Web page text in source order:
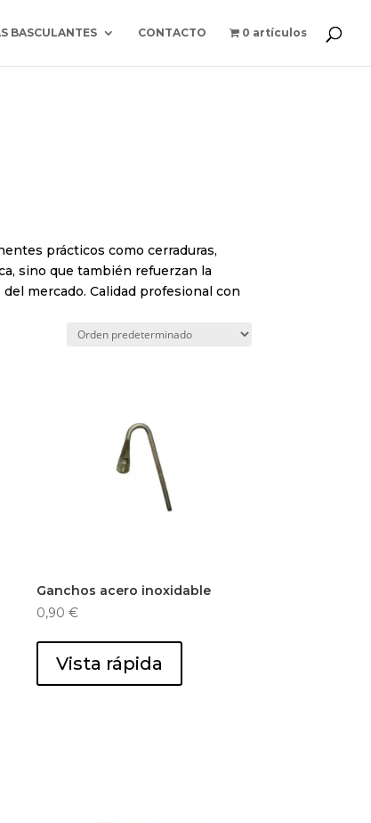
BASCULANTES CONTACTO 0 artículos
prácticos como cerraduras,
sino que también refuerzan la
mercado. Calidad profesional con
Ganchos acero inoxidable
0,90€
Vista rápida